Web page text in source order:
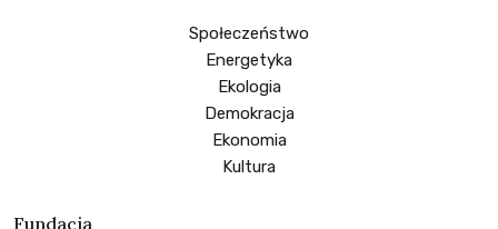
Społeczeństwo
Energetyka
Ekologia
Demokracja
Ekonomia
Kultura
Fundacja